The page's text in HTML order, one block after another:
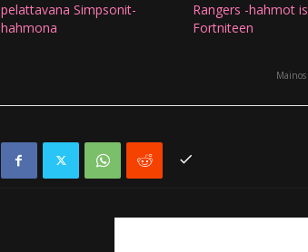
pelattavana Simpsonit-
hahmona
Rangers -hahmot
Fortniteen
Mainos